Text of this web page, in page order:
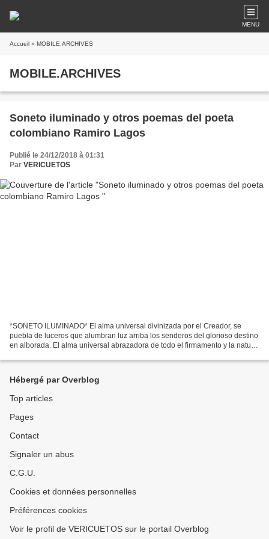
MENU
Accueil » MOBILE.ARCHIVES
MOBILE.ARCHIVES
Soneto iluminado y otros poemas del poeta
colombiano Ramiro Lagos
Publié le 24/12/2018 à 01:31
Par VERICUETOS
*SONETO ILUMINADO* El alma universal divinizada por el Creador, se
puebla de luceros que alumbran luz arriba los senderos del glorioso destino
en alborada. El alma universal abrazadora de todo el firmamento y la natura
Hébergé par Overblog
Top articles
Pages
Contact
Signaler un abus
C.G.U.
Cookies et données personnelles
Préférences cookies
Voir le profil de VERICUETOS sur le portail Overblog